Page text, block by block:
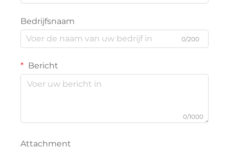
Bedrijfsnaam
0/200
Bericht
0/1000
Attachment